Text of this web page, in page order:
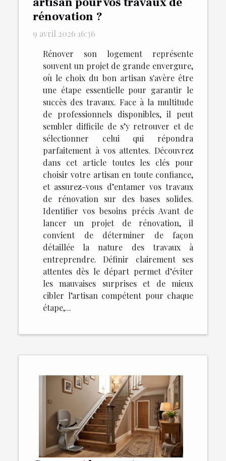
rénovation ?
9 avril 2026 16:36
Rénover son logement représente
souvent un projet de grande envergure,
où le choix du bon artisan s'avère être
une étape essentielle pour garantir le
succès des travaux. Face à la multitude
de professionnels disponibles, il peut
sembler difficile de s’y retrouver et de
sélectionner celui qui répondra
parfaitement à vos attentes. Découvrez
dans cet article toutes les clés pour
choisir votre artisan en toute confiance,
et assurez-vous d’entamer vos travaux
de rénovation sur des bases solides.
Identifier vos besoins précis Avant de
lancer un projet de rénovation, il
convient de déterminer de façon
détaillée la nature des travaux à
entreprendre. Définir clairement ses
attentes dès le départ permet d’éviter
les mauvaises surprises et de mieux
cibler l’artisan compétent pour chaque
étape,...